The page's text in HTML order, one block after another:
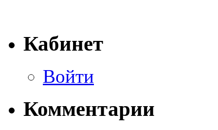
Кабинет
Войти
Комментарии